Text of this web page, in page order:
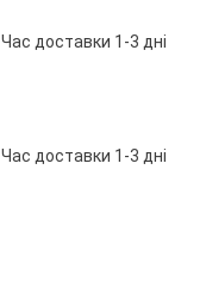
Час доставки 1-3 дні
Час доставки 1-3 дні